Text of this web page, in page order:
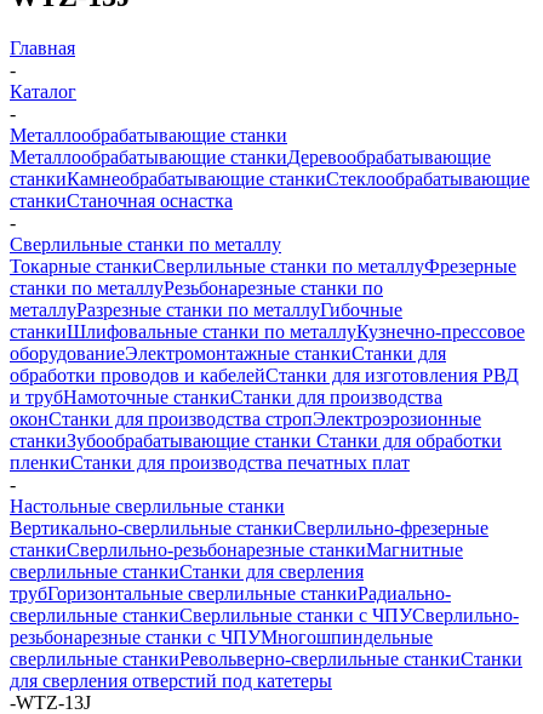
Главная
-
Каталог
-
Металлообрабатывающие станки
Металлообрабатывающие станкиДеревообрабатывающие
станкиКамнеобрабатывающие станкиСтеклообрабатывающие
станкиСтаночная оснастка
-
Сверлильные станки по металлу
Токарные станкиСверлильные станки по металлуФрезерные
станки по металлуРезьбонарезные станки по
металлуРазрезные станки по металлуГибочные
станкиШлифовальные станки по металлуКузнечно-прессовое
оборудованиеЭлектромонтажные станкиСтанки для
обработки проводов и кабелейСтанки для изготовления РВД
и трубНамоточные станкиСтанки для производства
оконСтанки для производства стропЭлектроэрозионные
станкиЗубообрабатывающие станки Станки для обработки
пленкиСтанки для производства печатных плат
-
Настольные сверлильные станки
Вертикально-сверлильные станкиСверлильно-фрезерные
станкиСверлильно-резьбонарезные станкиМагнитные
сверлильные станкиСтанки для сверления
трубГоризонтальные сверлильные станкиРадиально-
сверлильные станкиСверлильные станки с ЧПУСверлильно-
резьбонарезные станки с ЧПУМногошпиндельные
сверлильные станкиРевольверно-сверлильные станкиСтанки
для сверления отверстий под катетеры
-WTZ-13J